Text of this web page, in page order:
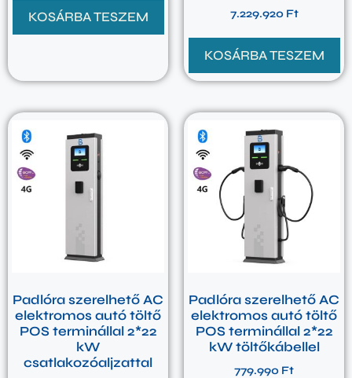
KOSÁRBA TESZEM 7.229.920 Ft
KOSÁRBA TESZEM
Padlóra szerelhető AC
elektromos autó töltő
POS terminállal 2*22
kW
csatlakozóaljzattal
Padlóra szerelhető AC
elektromos autó töltő
POS terminállal 2*22
kW töltőkábellel
779.990 Ft